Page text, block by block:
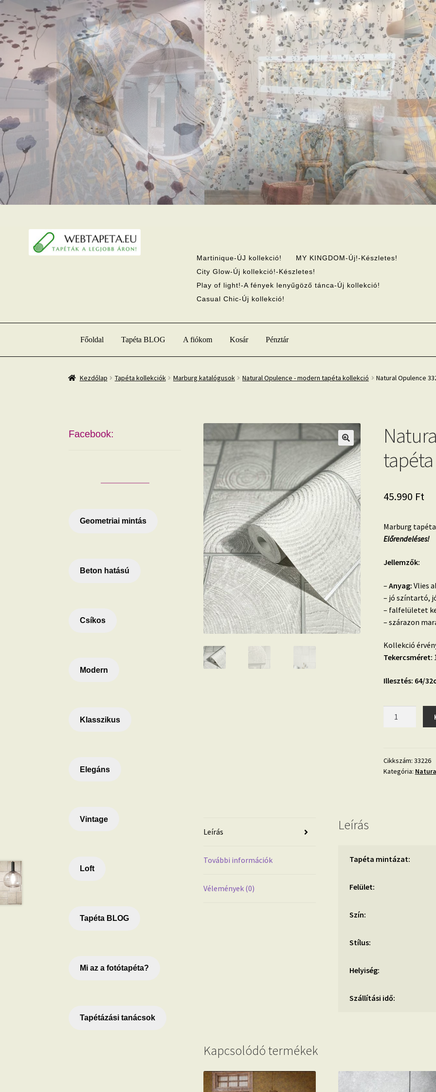
Ugrás
a
navigációhoz
Kilépés
a
tartalomba
Martinique-ÚJ kollekció!
MY KINGDOM-Új!-Készletes!
City Glow-Új kollekció!-Készletes!
Play of light!-A fények lenyűgöző tánca-Új kollekció!
Casual Chic-Új kollekció!
Főoldal Tapéta BLOG A fiókom Kosár Pénztár
Kezdőlap Tapéta kollekciók Marburg katalógusok Natural Opulence - modern tapéta kollekció Natural Opulence
tapéta
45.990 Ft
Marburg
Előrendeléses!
Jellemzők:
– Anyag: Vlies
– jó színtartó,
– falfelületet
– szárazon
Kollekció
Tekercsméret:
Illesztés: 64/
mennyiség
Cikkszám: 33226
Kategória:
Leírás
További információk
Vélemények (0)
Leírás
Tapéta mintázat:
Felület:
Szín:
Stílus:
Helyiség:
Szállítási idő:
Kapcsolódó termékek
Facebook:
Geometriai mintás
Beton hatású
Csíkos
Modern
Klasszikus
Elegáns
Vintage
Loft
Tapéta BLOG
Mi az a fotótapéta?
Tapétázási tanácsok